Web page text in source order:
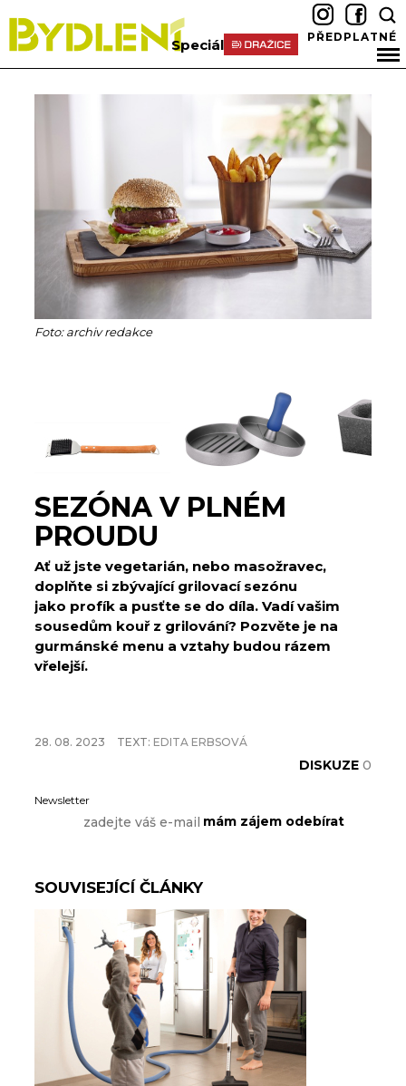
Speciál PŘEDPLATNÉ
Foto: archiv redakce
SEZÓNA V PLNÉM
PROUDU
Ať už jste vegetarián, nebo masožravec,
doplňte si zbývající grilovací sezónu
jako profík a pusťte se do díla. Vadí vašim
sousedům kouř z grilování? Pozvěte je na
gurmánské menu a vztahy budou rázem
vřelejší.
28. 08. 2023 TEXT: EDITA ERBSOVÁ
DISKUZE 0
Newsletter
SOUVISEJÍCÍ ČLÁNKY